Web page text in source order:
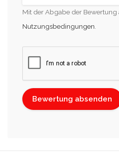
Mit der Abgabe der Bewertung
Nutzungsbedingungen